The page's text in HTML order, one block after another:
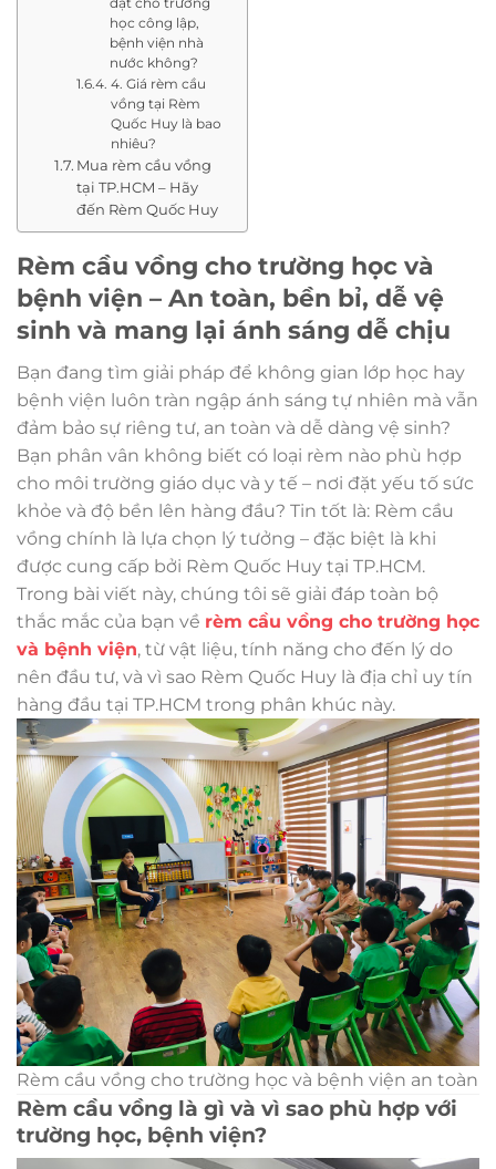
đặt cho trường
học công lập,
bệnh viện nhà
nước không?
4. Giá rèm cầu
vồng tại Rèm
Quốc Huy là bao
nhiêu?
Mua rèm cầu vồng
tại TP.HCM – Hãy
đến Rèm Quốc Huy
Rèm cầu vồng cho trường học và
bệnh viện – An toàn, bền bỉ, dễ vệ
sinh và mang lại ánh sáng dễ chịu
Bạn đang tìm giải pháp để không gian lớp học hay
bệnh viện luôn tràn ngập ánh sáng tự nhiên mà vẫn
đảm bảo sự riêng tư, an toàn và dễ dàng vệ sinh?
Bạn phân vân không biết có loại rèm nào phù hợp
cho môi trường giáo dục và y tế – nơi đặt yếu tố sức
khỏe và độ bền lên hàng đầu? Tin tốt là: Rèm cầu
vồng chính là lựa chọn lý tưởng – đặc biệt là khi
được cung cấp bởi Rèm Quốc Huy tại TP.HCM.
Trong bài viết này, chúng tôi sẽ giải đáp toàn bộ
thắc mắc của bạn về rèm cầu vồng cho trường học
và bệnh viện, từ vật liệu, tính năng cho đến lý do
nên đầu tư, và vì sao Rèm Quốc Huy là địa chỉ uy tín
hàng đầu tại TP.HCM trong phân khúc này.
Rèm cầu vồng cho trường học và bệnh viện an toàn
Rèm cầu vồng là gì và vì sao phù hợp với
trường học, bệnh viện?